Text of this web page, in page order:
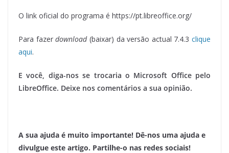
O link oficial do programa é https://pt.libreoffice.org/
Para fazerdownload(baixar) da versão actual 7.4.3 clique
aqui.
E você, diga-nos se trocaria o Microsoft Office pelo
LibreOffice. Deixe nos comentários a sua opinião.
A sua ajuda é muito importante! Dê-nos uma ajuda e
divulgue este artigo. Partilhe-o nas redes sociais!